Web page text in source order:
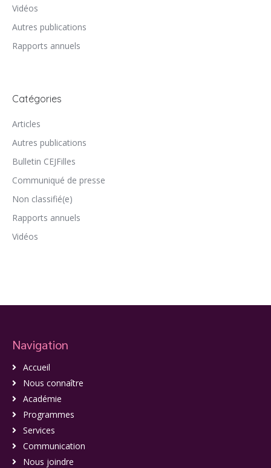
Vidéos
Autres publications
Rapports annuels
Catégories
Articles
Autres publications
Bulletin CEJFilles
Communiqué de presse
Non classifié(e)
Rapports annuels
Vidéos
Navigation
Accueil
Nous connaître
Académie
Programmes
Services
Communication
Nous joindre